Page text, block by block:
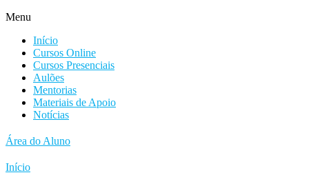
Menu
Início
Cursos Online
Cursos Presenciais
Aulões
Mentorias
Materiais de Apoio
Notícias
Área do Aluno
Início